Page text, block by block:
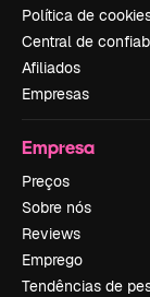
Política de
Central de
Afiliados
Empresas
Empresa
Preços
Sobre nós
Reviews
Emprego
Tendências de